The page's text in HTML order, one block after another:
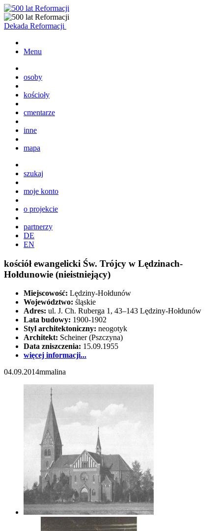
Dekada Reformacji
Menu
osoby
kościoły
cmentarze
inne
mapa
szukaj
moje konto
o projekcie
partnerzy
DE
EN
kościół ewangelicki Św. Trójcy w Lędzinach-
Hołdunowie (nieistniejący)
Miejscowość: Lędziny-Hołdunów
Województwo: śląskie
Adres: ul. J. Ch. Ruberga 1, 43–143 Lędziny-Hołdunów
Lata budowy: 1900-1902
Styl architektoniczny: neogotyk
Architekt: Scheiner (Pszczyna)
Data zniszczenia: 15.09.1955
więcej informacji...
04.09.2014mmalina